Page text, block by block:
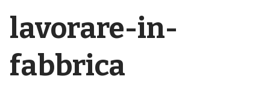
lavorare-in-
fabbrica